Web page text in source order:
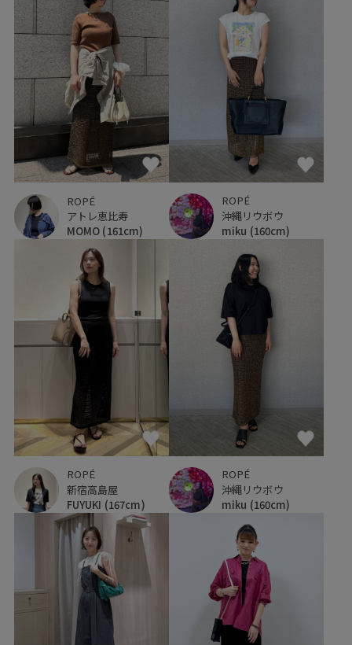
ROPÉ
アトレ恵比寿
MOMO (161cm)
ROPÉ
沖縄リウボウ
miku (160cm)
ROPÉ
新宿高島屋
FUYUKI (167cm)
ROPÉ
沖縄リウボウ
miku (160cm)